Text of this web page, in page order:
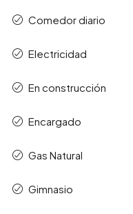
Comedor diario
Electricidad
En construcción
Encargado
Gas Natural
Gimnasio